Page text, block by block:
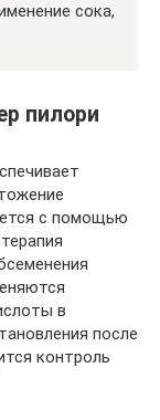
сока,
пилори
с помощью
в
после
контроль